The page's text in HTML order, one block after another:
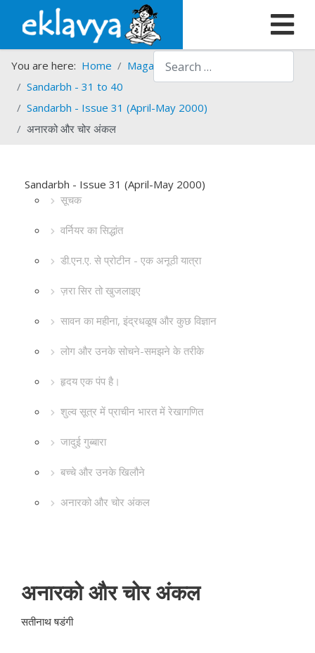
Search
You are here: Home Magazines
Sandarbh
Sandarbh - 31 to 40
Sandarbh - Issue 31 (April-May 2000)
अनारको और चोर अंकल
Sandarbh - Issue 31 (April-May 2000)
सूचक
वर्नियर का सिद्धांत
डी.एन.ए. से प्रोटीन - एक अनूठी यात्रा
ज़रा सिर तो खुजलाइए
सावन का महीना, इंद्रधळूष और कुछ विज्ञान
लोग और उनके सोचने-समझने के तरीके
हृदय एक पंप है।
शुल्व सूत्र में प्राचीन भारत में रेखागणित
जादुई गुब्बारा
बच्चे और उनके खिलौने
अनारको और चोर अंकल
अनारको और चोर अंकल
सतीनाथ षडंगी